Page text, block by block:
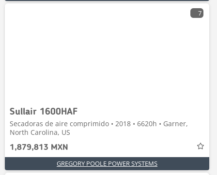
7
Sullair 1600HAF
Secadoras de aire comprimido • 2018 • 6620h • Garner,
North Carolina, US
1,879,813 MXN
GREGORY POOLE POWER SYSTEMS